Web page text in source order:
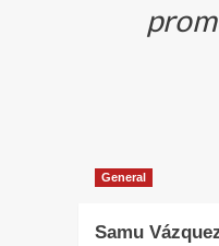
General
Samu